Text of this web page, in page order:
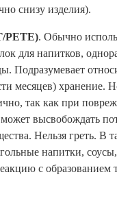
снизу изделия).
PETE). Обычно
для напитков,
Подразумевает
месяцев) хранение.
так как при
высвобождать
Нельзя греть. В
напитки,
с образованием